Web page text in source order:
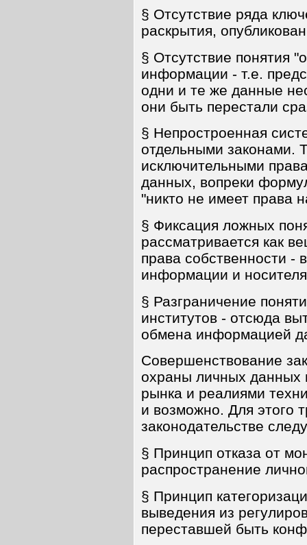
§ Отсутствие ряда
раскрытия,
§ Отсутствие понятия
информации - т.е.
одни и те же данные
они быть перестали
§ Непростроенная
отдельными законами.
исключительными
данных, вопреки
"никто не имеет права
§ Фиксация ложных
рассматривается как
права собственности -
информации и
§ Разграничение
институтов - отсюда
обмена информацией
Совершенствование
охраны личных данных
рынка и реалиями
и возможно. Для этого
законодательстве
§ Принцип отказа от
распространение
§ Принцип
выведения из
переставшей быть